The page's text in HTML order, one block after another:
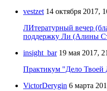
vestzet 14 октября 2017,
ЛИтературный вечер
поддержку Ли (Алины
insight_bar 19 мая 2017,
Практикум "Дело
VictorDerygin 6 марта